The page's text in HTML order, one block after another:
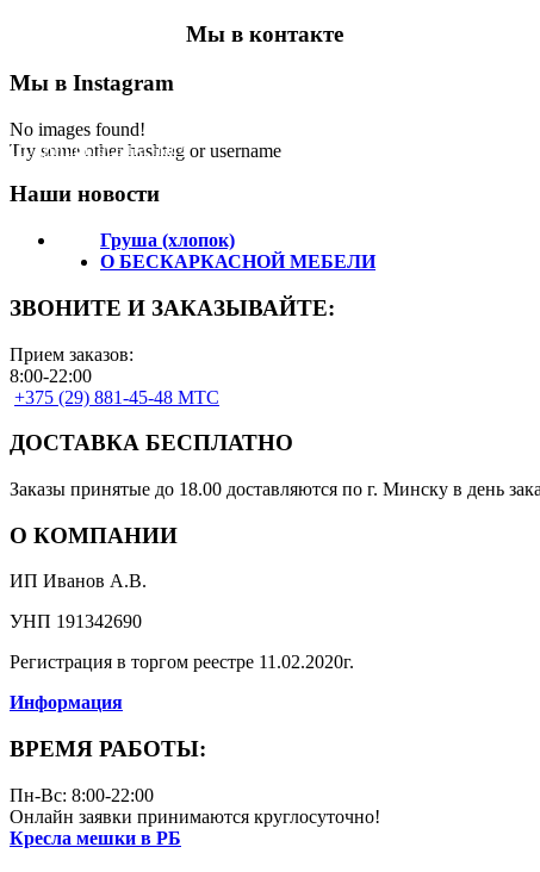
Мы в контакте
Мы в Instagram
No images found!
Try some other hashtag or username
Подпишитесь на нас!
Наши новости
Груша (хлопок)
О БЕСКАРКАСНОЙ МЕБЕЛИ
ЗВОНИТЕ И ЗАКАЗЫВАЙТЕ:
Прием заказов:
8:00-22:00
+375 (29) 881-45-48 МТС
ДОСТАВКА БЕСПЛАТНО
Заказы принятые до 18.00 доставляются по г. Минску в день
О КОМПАНИИ
ИП Иванов А.В.
УНП 191342690
Регистрация в торгом реестре 11.02.2020г.
Информация
ВРЕМЯ РАБОТЫ:
Пн-Вс: 8:00-22:00
Онлайн заявки принимаются круглосуточно!
Кресла мешки в РБ